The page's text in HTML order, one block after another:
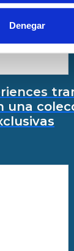
Denegar
una